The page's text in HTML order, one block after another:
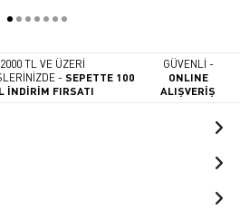
2000 TL VE ÜZERİ
-SEPETTE 100
İNDİRİM FIRSATI
GÜVENLİ -
ONLINE
ALIŞVERİŞ